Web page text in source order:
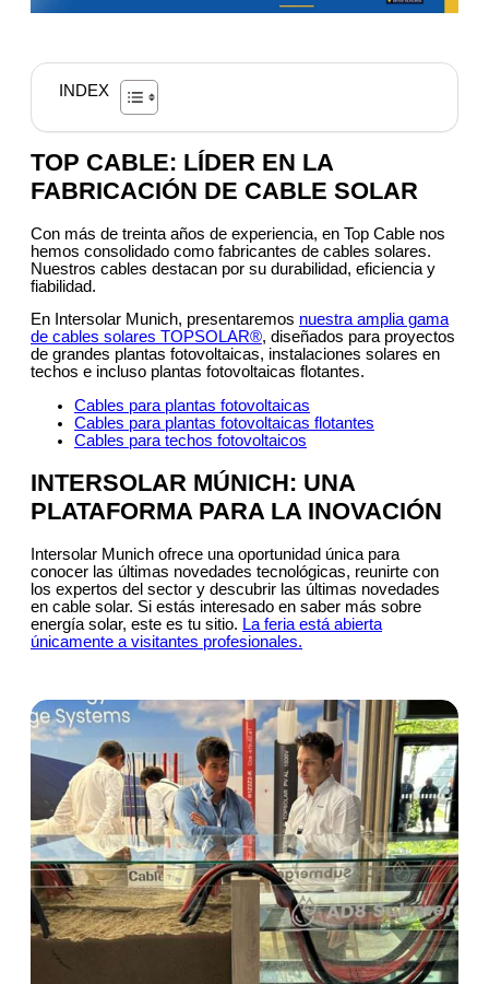
INDEX
TOP CABLE: LÍDER EN LA
FABRICACIÓN DE CABLE SOLAR
Con más de treinta años de experiencia, en Top Cable nos
hemos consolidado como fabricantes de cables solares.
Nuestros cables destacan por su durabilidad, eficiencia y
fiabilidad.
En Intersolar Munich, presentaremos nuestra amplia gama
de cables solares TOPSOLAR®, diseñados para proyectos
de grandes plantas fotovoltaicas, instalaciones solares en
techos e incluso plantas fotovoltaicas flotantes.
Cables para plantas fotovoltaicas
Cables para plantas fotovoltaicas flotantes
Cables para techos fotovoltaicos
INTERSOLAR MÚNICH: UNA
PLATAFORMA PARA LA INOVACIÓN
Intersolar Munich ofrece una oportunidad única para
conocer las últimas novedades tecnológicas, reunirte con
los expertos del sector y descubrir las últimas novedades
en cable solar. Si estás interesado en saber más sobre
energía solar, este es tu sitio. La feria está abierta
únicamente a visitantes profesionales.